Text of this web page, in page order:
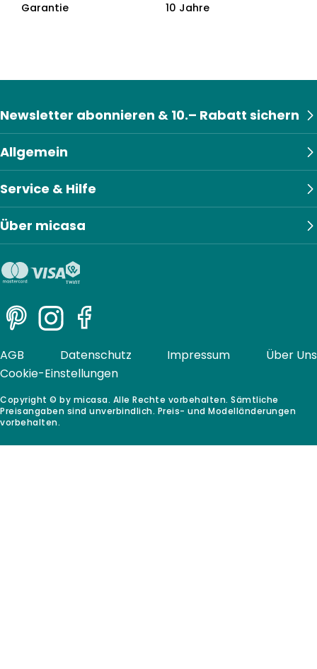
Garantie 10 Jahre
Allgemein
Service & Hilfe
Über micasa
Newsletter abonnieren & 10.– Rabatt sichern
PinterestInstagramFacebook
Copyright © by micasa. Alle Rechte vorbehalten. Sämtliche
Preisangaben sind unverbindlich. Preis- und Modelländerungen
vorbehalten.
AGB Datenschutz Impressum
Über Uns
Cookie-Einstellungen